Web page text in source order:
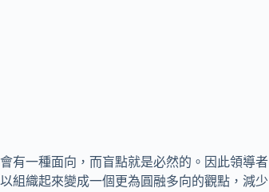
有一種面向，而盲點就是必然的。因此領導者
組織起來變成一個更為圓融多向的觀點，減少